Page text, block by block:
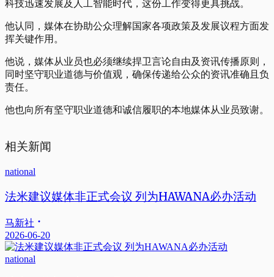
科技迅速发展及人工智能时代，这份工作变得更具挑战。
他认同，媒体在协助公众理解国家各项政策及发展议程方面发
挥关键作用。
他说，媒体从业员也必须继续捍卫言论自由及资讯传播原则，
同时坚守职业道德与价值观，确保传递给公众的资讯准确且负
责任。
他也向所有坚守职业道德和诚信履职的本地媒体从业员致谢。
相关新闻
national
法米建议媒体非正式会议 列为HAWANA必办活动
马新社
2026-06-20
national